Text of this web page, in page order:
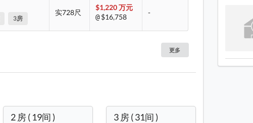
3房
实728尺
$1,220 万元
@ $16,758
-
更多
2 房 ( 19间 ) 3 房 ( 31间 )